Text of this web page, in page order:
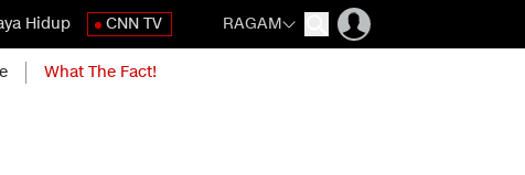
Hidup CNN TV RAGAM
What The Fact!